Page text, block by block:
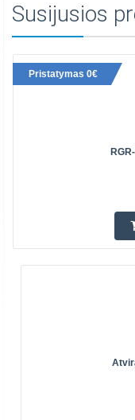
Susijusios
Pristatymas 0€